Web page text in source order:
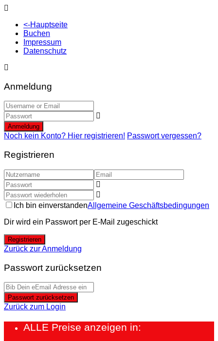
<-Hauptseite
Buchen
Impressum
Datenschutz
Anmeldung
Anmeldung
Noch kein Konto? Hier registrieren! Passwort vergessen?
Registrieren
Ich bin einverstandenAllgemeine Geschäftsbedingungen
Dir wird ein Passwort per E-Mail zugeschickt
Registrieren
Zurück zur Anmeldung
Passwort zurücksetzen
Passwort zurücksetzen
Zurück zum Login
ALLE Preise anzeigen in: